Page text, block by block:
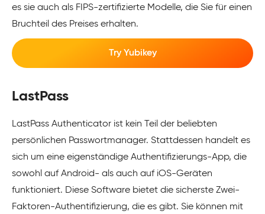
es sie auch als FIPS-zertifizierte Modelle, die Sie für einen
Bruchteil des Preises erhalten.
Try Yubikey
LastPass
LastPass Authenticator ist kein Teil der beliebten
persönlichen Passwortmanager. Stattdessen handelt es
sich um eine eigenständige Authentifizierungs-App, die
sowohl auf Android- als auch auf iOS-Geräten
funktioniert. Diese Software bietet die sicherste Zwei-
Faktoren-Authentifizierung, die es gibt. Sie können mit